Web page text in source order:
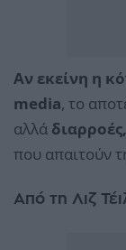
Αν εκείνη η
media, το
αλλά
που απαιτούν
Από τη Λιζ